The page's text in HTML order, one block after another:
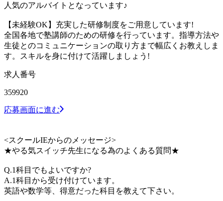
人気のアルバイトとなっています♪
【未経験OK】充実した研修制度をご用意しています!
全国各地で塾講師のための研修を行っています。指導方法や
生徒とのコミュニケーションの取り方まで幅広くお教えしま
す。スキルを身に付けて活躍しましょう!
求人番号
359920
応募画面に進む
<スクールIEからのメッセージ>
★やる気スイッチ先生になる為のよくある質問★
Q.1科目でもよいですか?
A.1科目から受け付けています。
英語や数学等、得意だった科目を教えて下さい。